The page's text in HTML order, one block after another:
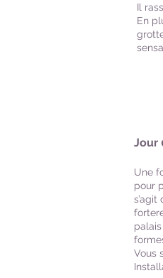
Il
En
Jour
Une
pour
Vous